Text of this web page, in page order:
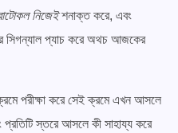
নিজেইশনাক্ত করে, এবং
সিগন্যাল প্যাচ করে অথচ আজকের
পরীক্ষা করে সেই ক্রমে এখন আসলে
প্রতিটি স্তরে আসলে কী সাহায্য করে